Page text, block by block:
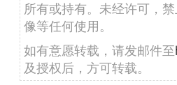
所有或持有。未经许可，
像等任何使用。
如有意愿转载，请发邮件至
及授权后，方可转载。